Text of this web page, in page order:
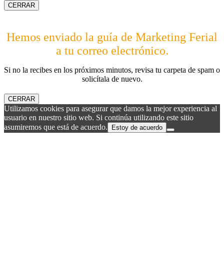
CERRAR
Hemos enviado la guía de Marketing Ferial
a tu correo electrónico.
Si no la recibes en los próximos minutos, revisa tu carpeta de spam o
solicítala de nuevo.
CERRAR
Utilizamos cookies para asegurar que damos la mejor experiencia al
usuario en nuestro sitio web. Si continúa utilizando este sitio
asumiremos que está de acuerdo.
Estoy de acuerdo